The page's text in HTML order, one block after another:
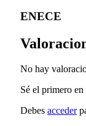
ENECE
No hay
Sé el primero
Debes acceder